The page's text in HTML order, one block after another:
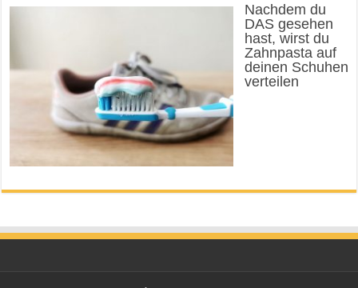
Nachdem du
DAS gesehen
hast, wirst du
Zahnpasta auf
deinen Schuhen
verteilen